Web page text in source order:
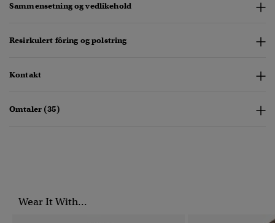
Sammensetning og vedlikehold
Resirkulert fôring og polstring
Kontakt
Omtaler (35)
Wear It With...